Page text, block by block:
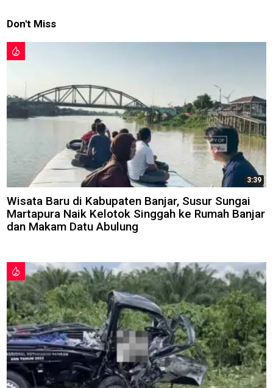
Don't Miss
3:39
Wisata Baru di Kabupaten Banjar, Susur Sungai
Martapura Naik Kelotok Singgah ke Rumah Banjar
dan Makam Datu Abulung